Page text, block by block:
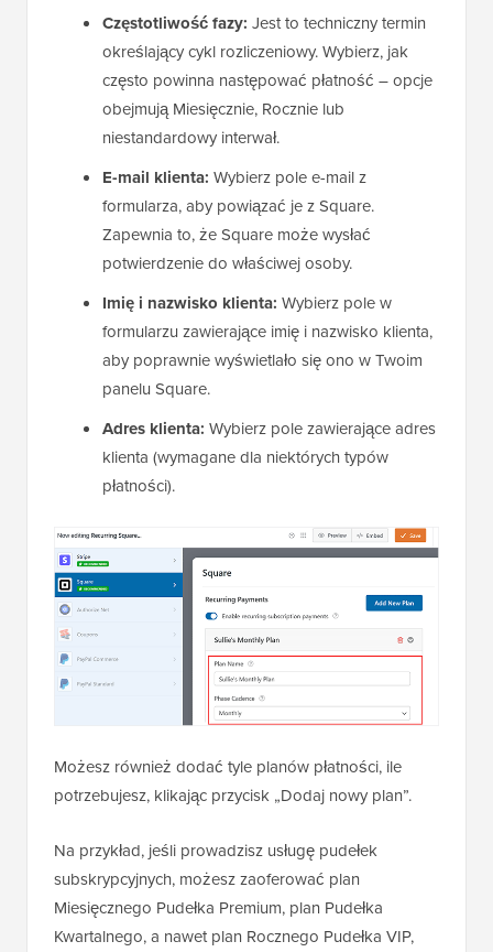
Częstotliwość fazy: Jest to techniczny termin
określający cykl rozliczeniowy. Wybierz, jak
często powinna następować płatność – opcje
obejmują Miesięcznie, Rocznie lub
niestandardowy interwał.
E-mail klienta: Wybierz pole e-mail z
formularza, aby powiązać je z Square.
Zapewnia to, że Square może wysłać
potwierdzenie do właściwej osoby.
Imię i nazwisko klienta: Wybierz pole w
formularzu zawierające imię i nazwisko klienta,
aby poprawnie wyświetlało się ono w Twoim
panelu Square.
Adres klienta: Wybierz pole zawierające adres
klienta (wymagane dla niektórych typów
płatności).
Możesz również dodać tyle planów płatności, ile
potrzebujesz, klikając przycisk „Dodaj nowy plan”.
Na przykład, jeśli prowadzisz usługę pudełek
subskrypcyjnych, możesz zaoferować plan
Miesięcznego Pudełka Premium, plan Pudełka
Kwartalnego, a nawet plan Rocznego Pudełka VIP,